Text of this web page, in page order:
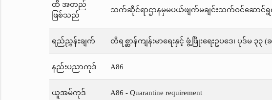
ထိ အတည်
ဖြစ်သည်
သက်ဆိုင်ရာဌာနမှမပယ်ဖျက်မချင်းသက်ဝင်ဆောင်
ရည်ညွှန်းချက် တိရစ္ဆာန်ကျန်းမာရေးနှင့် ဖွံ့ဖြိုးရေးဥပဒေ၊ ပုဒ်မ ၃၃ (
နည်းပညာကုဒ် A86
ယူအမ်ကုဒ် A86 - Quarantine requirement